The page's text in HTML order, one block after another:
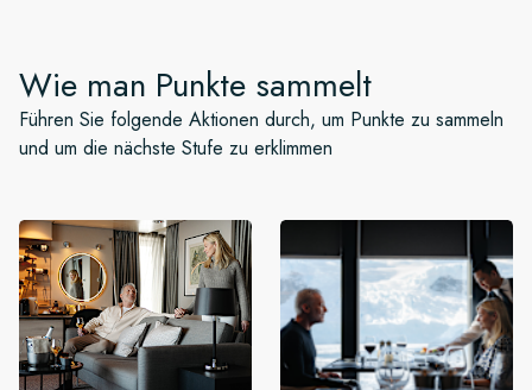
Wie man Punkte sammelt
Führen Sie folgende Aktionen durch, um Punkte zu sammeln
und um die nächste Stufe zu erklimmen